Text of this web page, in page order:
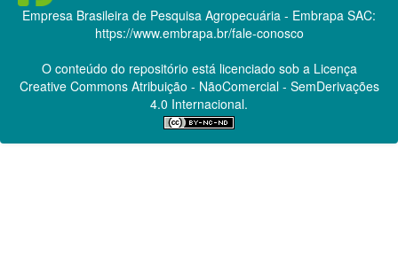
Empresa Brasileira de Pesquisa Agropecuária - Embrapa SAC:
https://www.embrapa.br/fale-conosco
O conteúdo do repositório está licenciado sob a Licença
Creative CommonsAtribuição - NãoComercial - SemDerivações
4.0 Internacional.